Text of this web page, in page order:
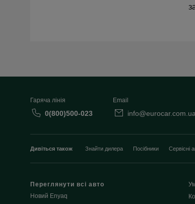
Гаряча лінія
0(800)500-023
Email
Дивіться також Знайти дилера Посібники Сервісні
Переглянути всі авто
Новий Enyaq